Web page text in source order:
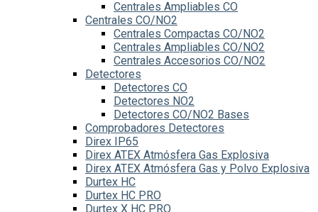
Centrales Ampliables CO
Centrales CO/NO2
Centrales Compactas CO/NO2
Centrales Ampliables CO/NO2
Centrales Accesorios CO/NO2
Detectores
Detectores CO
Detectores NO2
Detectores CO/NO2 Bases
Comprobadores Detectores
Direx IP65
Direx ATEX Atmósfera Gas Explosiva
Direx ATEX Atmósfera Gas y Polvo Explosiva
Durtex HC
Durtex HC PRO
Durtex X HC PRO